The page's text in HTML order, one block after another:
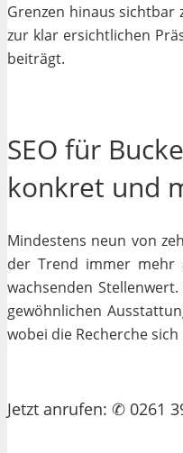
Grenzen hinaus sichtbar
zur klar ersichtlichen
beiträgt.
SEO für
konkret und
Mindestens neun von
der Trend immer mehr
wachsenden
gewöhnlichen
wobei die Recherche
Jetzt anrufen: ✆ 0261